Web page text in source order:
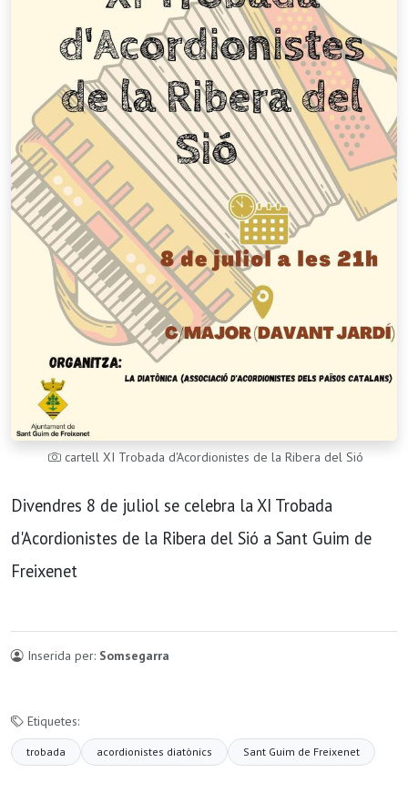
cartell XI Trobada d'Acordionistes de la Ribera del Sió
Divendres 8 de juliol se celebra la XI Trobada
d'Acordionistes de la Ribera del Sió a Sant Guim de
Freixenet
Inserida per: Somsegarra
Etiquetes:
trobada acordionistes diatònics Sant Guim de Freixenet